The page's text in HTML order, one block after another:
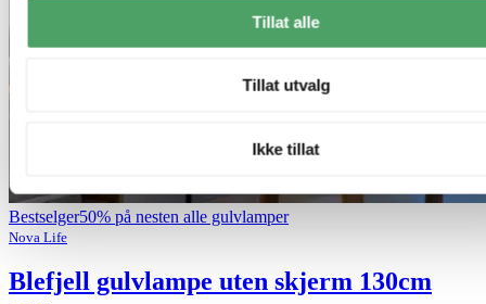
Tillat alle
Tillat utvalg
Ikke tillat
Bestselger50% på nesten alle gulvlamper
Nova Life
Blefjell gulvlampe uten skjerm 130cm